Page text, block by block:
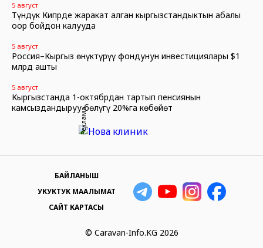
5 август
Түндүк Кипрде жаракат алган кыргызстандыктын абалы
оор бойдон калууда
5 август
Россия–Кыргыз өнүктүрүү фондунун инвестициялары $1
млрд ашты
5 август
Кыргызстанда 1-октябрдан тартып пенсиянын
камсыздандыруу бөлүгү 20%га көбөйөт
Реклама
© Caravan-Info.KG 2026
БАЙЛАНЫШ
УКУКТУК МААЛЫМАТ
САЙТ КАРТАСЫ